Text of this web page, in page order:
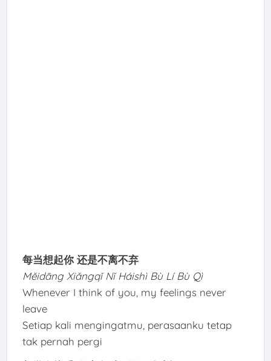
每当想起你 还是不离不弃
Měidāng Xiǎngqǐ Nǐ Háishì Bù Lí Bù Qì
Whenever I think of you, my feelings never
leave
Setiap kali mengingatmu, perasaanku tetap
tak pernah pergi